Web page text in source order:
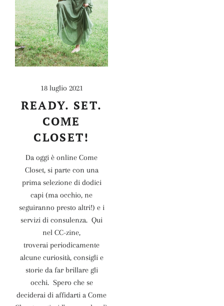
18 luglio 2021
READY. SET.
COME
CLOSET!
Da oggi è online Come
Closet, si parte con una
prima selezione di dodici
capi (ma occhio, ne
seguiranno presto altri!) e i
servizi di consulenza. Qui
nel CC-zine,
troverai periodicamente
alcune curiosità, consigli e
storie da far brillare gli
occhi. Spero che se
deciderai di affidarti a Come